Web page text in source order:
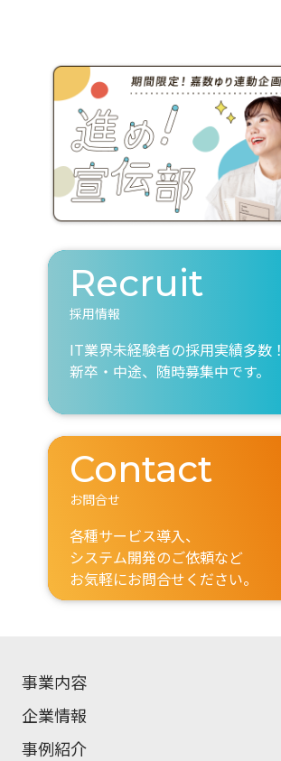
Recruit
採用情報
IT業界未経験者の採用実績多数！
新卒・中途、随時募集中です。
Contact
お問合せ
各種サービス導入、
システム開発のご依頼など
お気軽にお問合せください。
事業内容
企業情報
事例紹介